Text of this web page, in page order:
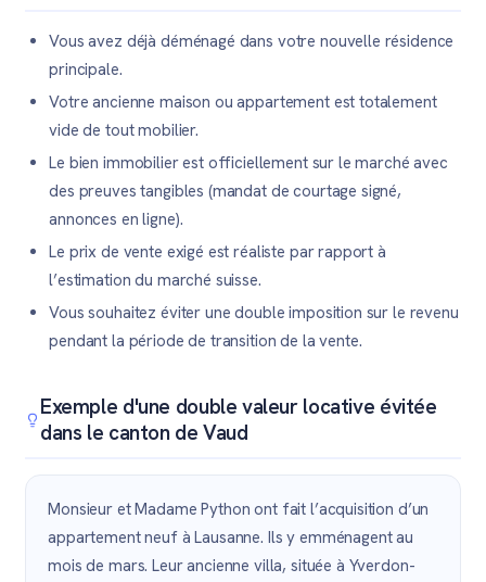
Vous avez déjà déménagé dans votre nouvelle résidence
principale.
Votre ancienne maison ou appartement est totalement
vide de tout mobilier.
Le bien immobilier est officiellement sur le marché avec
des preuves tangibles (mandat de courtage signé,
annonces en ligne).
Le prix de vente exigé est réaliste par rapport à
l’estimation du marché suisse.
Vous souhaitez éviter une double imposition sur le revenu
pendant la période de transition de la vente.
Exemple d'une double valeur locative évitée
dans le canton de Vaud
Monsieur et Madame Python ont fait l’acquisition d’un
appartement neuf à Lausanne. Ils y emménagent au
mois de mars. Leur ancienne villa, située à Yverdon-